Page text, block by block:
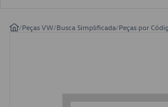
/Peças VW/Busca Simplificada/Peças por